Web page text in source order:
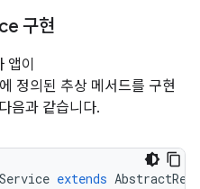
구현
앱이
에 정의된 추상 메서드를 구현
음과 같습니다.
extends